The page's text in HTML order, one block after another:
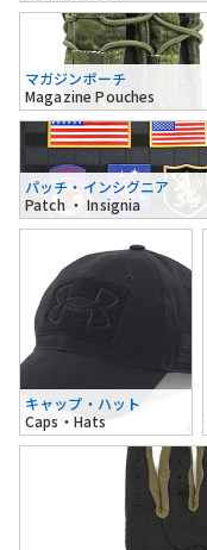
マガジンポーチ
Magazine Pouches
パッチ・インシグニア
Patch ・ Insignia
キャップ・ハット
Caps・Hats